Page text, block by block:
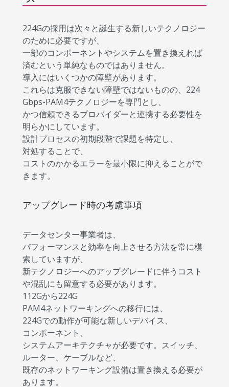
224Gの採用は次々と誕生する新しいテクノロジー
のために必要ですが、
一部のコンポーネントやシステムを置き換えれば
済むという単純なものではありません。
導入にはいくつかの障壁があります。
これらは克服できない障壁ではないものの、224
Gbps-PAM4テクノロジーを専門とし、
かつ信頼できるプロバイダーと連携する必要性を
明らかにしています。
設計プロセスの初期段階で課題を特定し、
対処することで、
コストのかかるエラーを最小限に抑えることがで
きます。
アップグレード時の考慮事項
データセンター事業者は、
パフォーマンスと効率を向上させる方法を常に模
索していますが、
新テクノロジーへのアップグレードに伴うコスト
や混乱にも留意する必要があります。
112Gから224G
PAM4ネットワーキングへの移行には、
224Gでの動作が可能な新しいデバイス、
コンポーネント、
システムアーキテクチャが必要です。スイッチ、
ルーター、ケーブルなど、
既存のネットワーキング設備は置き換える必要が
あります。